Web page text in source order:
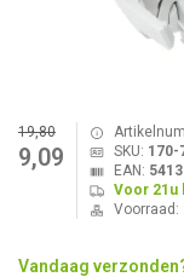
19,80
9,09
SKU: 170-
EAN:
Voor 21u
Voorraad:
Vandaag